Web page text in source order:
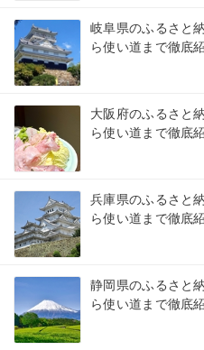
岐阜県のふるさと
ら使い道まで徹底
大阪府のふるさと
ら使い道まで徹底
兵庫県のふるさと
ら使い道まで徹底
静岡県のふるさと
ら使い道まで徹底